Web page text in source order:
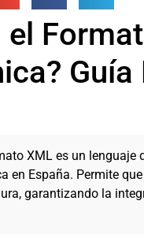
el
XML es un lenguaje
en España. Permite
garantizando la